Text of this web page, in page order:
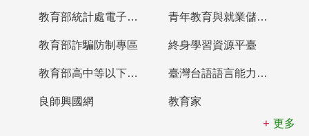
教育部統計處電子書櫃 青年教育與就業儲蓄帳戶
教育部詐騙防制專區 終身學習資源平臺
教育部高中等以下學校及幼兒園教師資格檢定考試 臺灣台語語言能力認證網站
良師興國網
教育家
更多